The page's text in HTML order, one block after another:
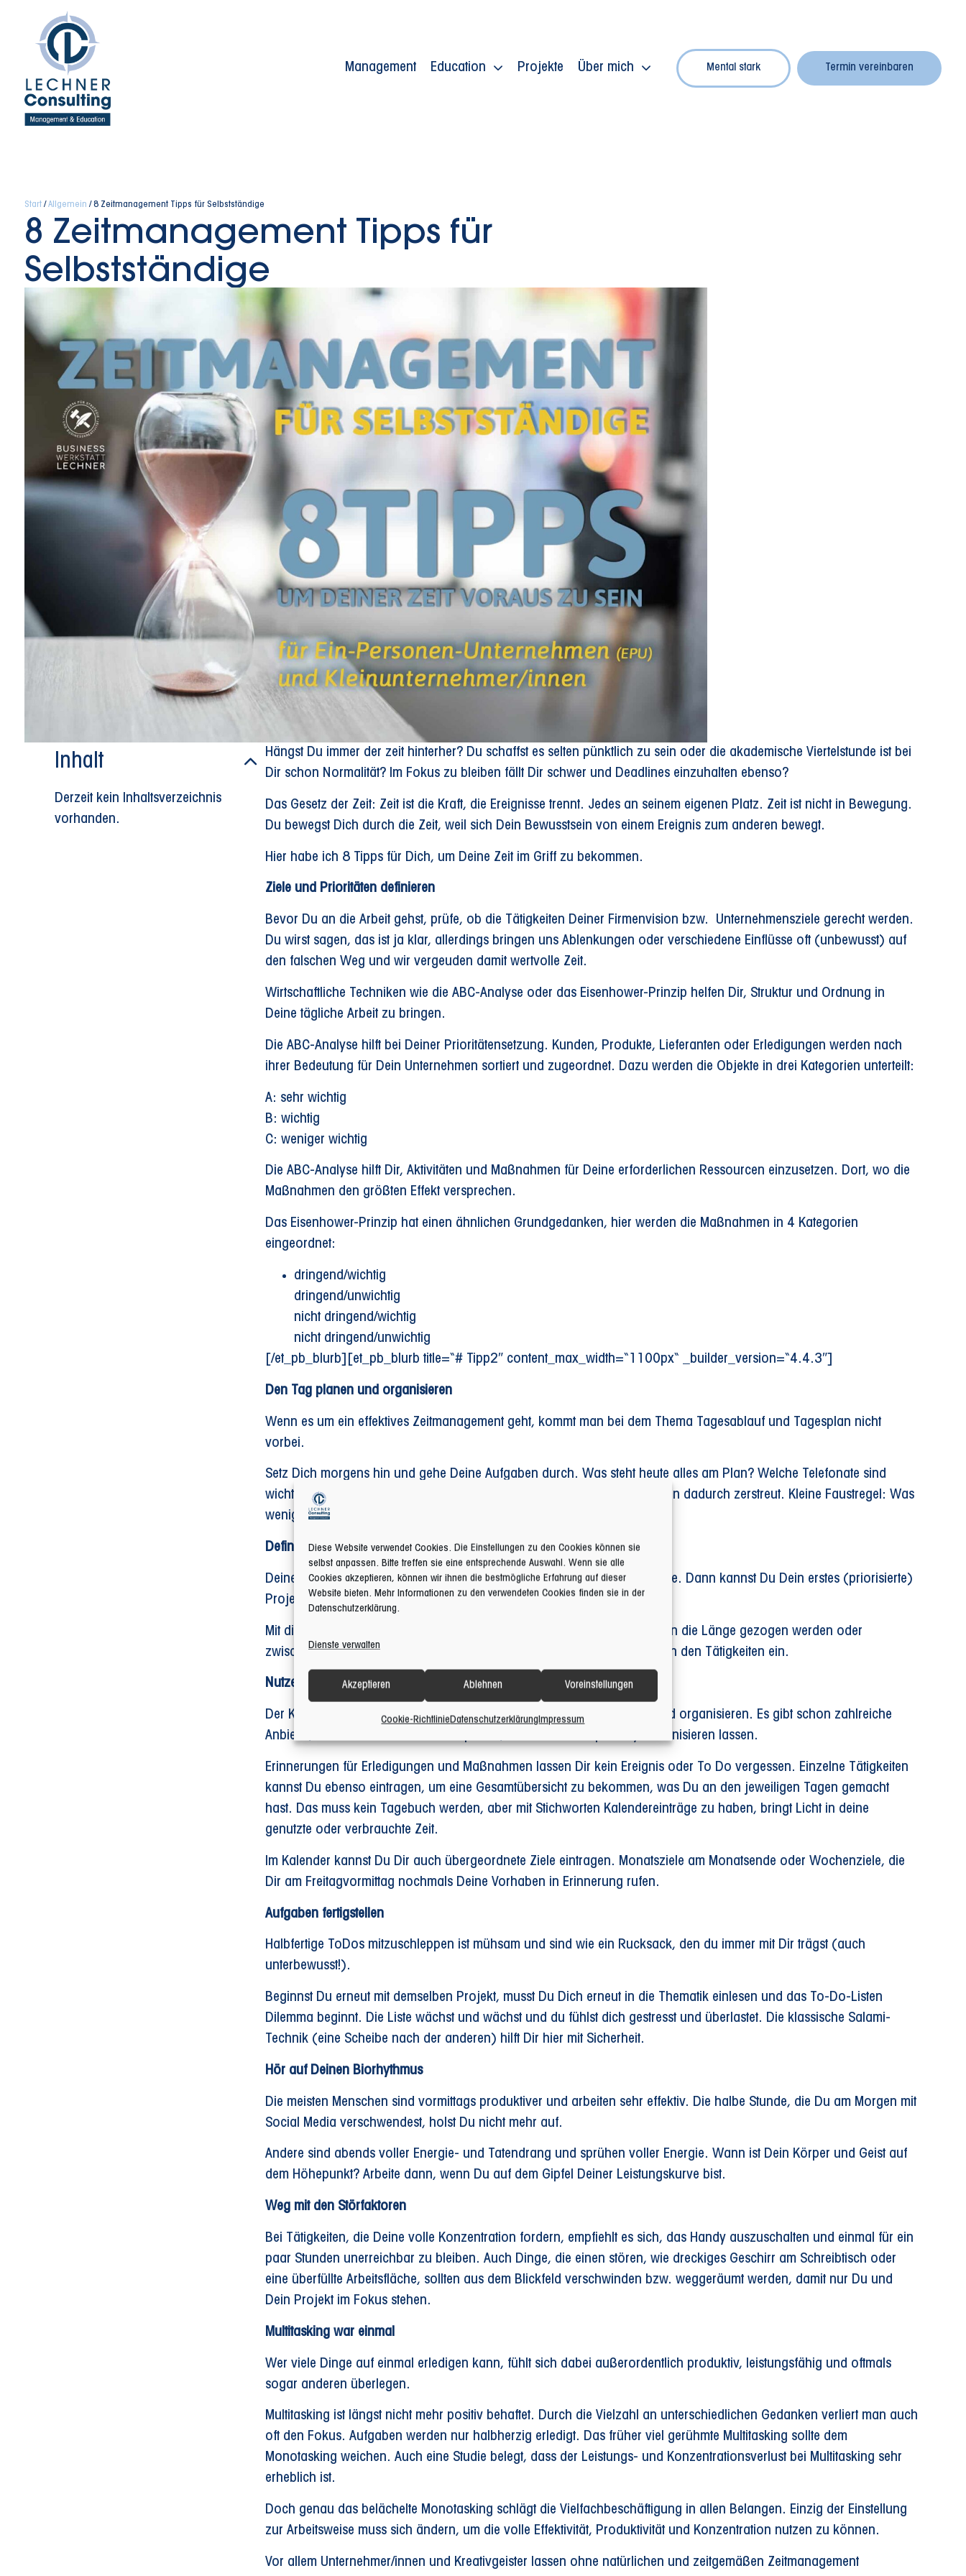
Diese Website verwendet Cookies. Die Einstellungen zu den Cookies können sie
selbst anpassen. Bitte treffen sie eine entsprechende Auswahl. Wenn sie alle
Cookies akzeptieren, können wir ihnen die bestmögliche Erfahrung auf dieser
Website bieten. Mehr Informationen zu den verwendeten Cookies finden sie in der
Datenschutzerklärung.
Dienste verwalten
Akzeptieren Ablehnen Voreinstellungen
Cookie-Richtlinie Datenschutzerklärung Impressum
Management Education Projekte Über mich Mental stark Termin vereinbaren
Start/Allgemein / 8 Zeitmanagement Tipps für Selbstständige
8 Zeitmanagement Tipps für
Selbstständige
Inhalt
Derzeit kein Inhaltsverzeichnis
vorhanden.
Hängst Du immer der zeit hinterher? Du schaffst es selten pünktlich zu sein oder die akademische Viertelstunde ist bei
Dir schon Normalität? Im Fokus zu bleiben fällt Dir schwer und Deadlines einzuhalten ebenso?
Das Gesetz der Zeit: Zeit ist die Kraft, die Ereignisse trennt. Jedes an seinem eigenen Platz. Zeit ist nicht in Bewegung.
Du bewegst Dich durch die Zeit, weil sich Dein Bewusstsein von einem Ereignis zum anderen bewegt.
Hier habe ich 8 Tipps für Dich, um Deine Zeit im Griff zu bekommen.
Ziele und Prioritäten definieren
Bevor Du an die Arbeit gehst, prüfe, ob die Tätigkeiten Deiner Firmenvision bzw. Unternehmensziele gerecht werden.
Du wirst sagen, das ist ja klar, allerdings bringen uns Ablenkungen oder verschiedene Einflüsse oft (unbewusst) auf
den falschen Weg und wir vergeuden damit wertvolle Zeit.
Wirtschaftliche Techniken wie die ABC-Analyse oder das Eisenhower-Prinzip helfen Dir, Struktur und Ordnung in
Deine tägliche Arbeit zu bringen.
Die ABC-Analyse hilft bei Deiner Prioritätensetzung. Kunden, Produkte, Lieferanten oder Erledigungen werden nach
ihrer Bedeutung für Dein Unternehmen sortiert und zugeordnet. Dazu werden die Objekte in drei Kategorien unterteilt:
A: sehr wichtig
B: wichtig
C: weniger wichtig
Die ABC-Analyse hilft Dir, Aktivitäten und Maßnahmen für Deine erforderlichen Ressourcen einzusetzen. Dort, wo die
Maßnahmen den größten Effekt versprechen.
Das Eisenhower-Prinzip hat einen ähnlichen Grundgedanken, hier werden die Maßnahmen in 4 Kategorien
eingeordnet:
dringend/wichtig
dringend/unwichtig
nicht dringend/wichtig
nicht dringend/unwichtig
[/et_pb_blurb][et_pb_blurb title=“# Tipp2″ content_max_width=“1100px“ _builder_version=“4.4.3″]
Den Tag planen und organisieren
Wenn es um ein effektives Zeitmanagement geht, kommt man bei dem Thema Tagesablauf und Tagesplan nicht
vorbei.
Setz Dich morgens hin und gehe Deine Aufgaben durch. Was steht heute alles am Plan? Welche Telefonate sind
wichtig? Ablenkungen und sinnlose Zeitvertreibe (Facebook & Co) werden dadurch zerstreut. Kleine Faustregel: Was
weniger als 8 Minuten in Anspruch nimmt, sollte sofort erledigt werden.
Definiere Zeitlimits für Deine anfallenden ToDo´s
Deine E-Mails beantwortest Du gleich morgens in der ersten halben Stunde. Dann kannst Du Dein erstes (priorisierte)
Projekt erledigen.
Mit diesem Tageszeitplan verhinderst Du, dass Deine Tätigkeiten unnötig in die Länge gezogen werden oder
zwischendurch Zeit vergeudest. Lege Dir auch bewusste Pausen zwischen den Tätigkeiten ein.
Nutze einen Kalender
Der Kalender ist ein wichtiger Faktor, um sein Business zu und planen und organisieren. Es gibt schon zahlreiche
Anbieter, die Termine auf dem Smartphone, Tablet und Computer synchronisieren lassen.
Erinnerungen für Erledigungen und Maßnahmen lassen Dir kein Ereignis oder To Do vergessen. Einzelne Tätigkeiten
kannst Du ebenso eintragen, um eine Gesamtübersicht zu bekommen, was Du an den jeweiligen Tagen gemacht
hast. Das muss kein Tagebuch werden, aber mit Stichworten Kalendereinträge zu haben, bringt Licht in deine
genutzte oder verbrauchte Zeit.
Im Kalender kannst Du Dir auch übergeordnete Ziele eintragen. Monatsziele am Monatsende oder Wochenziele, die
Dir am Freitagvormittag nochmals Deine Vorhaben in Erinnerung rufen.
Aufgaben fertigstellen
Halbfertige ToDos mitzuschleppen ist mühsam und sind wie ein Rucksack, den du immer mit Dir trägst (auch
unterbewusst!).
Beginnst Du erneut mit demselben Projekt, musst Du Dich erneut in die Thematik einlesen und das To-Do-Listen
Dilemma beginnt. Die Liste wächst und wächst und du fühlst dich gestresst und überlastet. Die klassische Salami-
Technik (eine Scheibe nach der anderen) hilft Dir hier mit Sicherheit.
Hör auf Deinen Biorhythmus
Die meisten Menschen sind vormittags produktiver und arbeiten sehr effektiv. Die halbe Stunde, die Du am Morgen mit
Social Media verschwendest, holst Du nicht mehr auf.
Andere sind abends voller Energie- und Tatendrang und sprühen voller Energie. Wann ist Dein Körper und Geist auf
dem Höhepunkt? Arbeite dann, wenn Du auf dem Gipfel Deiner Leistungskurve bist.
Weg mit den Störfaktoren
Bei Tätigkeiten, die Deine volle Konzentration fordern, empfiehlt es sich, das Handy auszuschalten und einmal für ein
paar Stunden unerreichbar zu bleiben. Auch Dinge, die einen stören, wie dreckiges Geschirr am Schreibtisch oder
eine überfüllte Arbeitsfläche, sollten aus dem Blickfeld verschwinden bzw. weggeräumt werden, damit nur Du und
Dein Projekt im Fokus stehen.
Multitasking war einmal
Wer viele Dinge auf einmal erledigen kann, fühlt sich dabei außerordentlich produktiv, leistungsfähig und oftmals
sogar anderen überlegen.
Multitasking ist längst nicht mehr positiv behaftet. Durch die Vielzahl an unterschiedlichen Gedanken verliert man auch
oft den Fokus. Aufgaben werden nur halbherzig erledigt. Das früher viel gerühmte Multitasking sollte dem
Monotasking weichen. Auch eine Studie belegt, dass der Leistungs- und Konzentrationsverlust bei Multitasking sehr
erheblich ist.
Doch genau das belächelte Monotasking schlägt die Vielfachbeschäftigung in allen Belangen. Einzig der Einstellung
zur Arbeitsweise muss sich ändern, um die volle Effektivität, Produktivität und Konzentration nutzen zu können.
Vor allem Unternehmer/innen und Kreativgeister lassen ohne natürlichen und zeitgemäßen Zeitmanagement